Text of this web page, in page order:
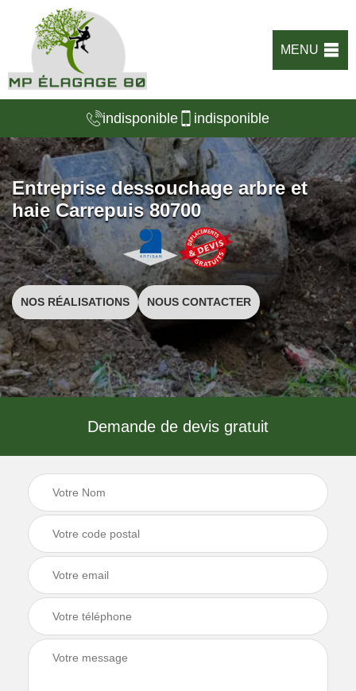
MENU
indisponible indisponible
Entreprise dessouchage arbre et
haie Carrepuis 80700
NOS RÉALISATIONS NOUS CONTACTER
Demande de devis gratuit